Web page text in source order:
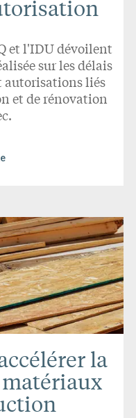
et l'IDU dévoilent
sur les délais
autorisations liés
et de rénovation
la